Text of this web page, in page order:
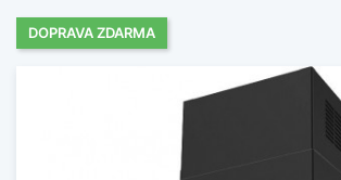
DOPRAVA ZDARMA